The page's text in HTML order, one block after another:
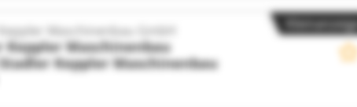
GmbH Stadler Keppler Maschinenbau GmbH
Kleinanzeige
Maschinenbau GmbH
Keppler Maschinenbau
Keppler Maschinenbau